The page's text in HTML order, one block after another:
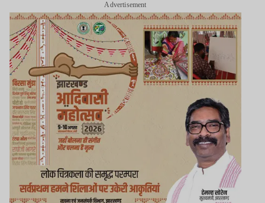
Advertisement